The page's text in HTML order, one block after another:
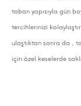
taban yapısıyla gün
tercihlerinizi
ulaştıktan sonra da ,
için özel keselerde